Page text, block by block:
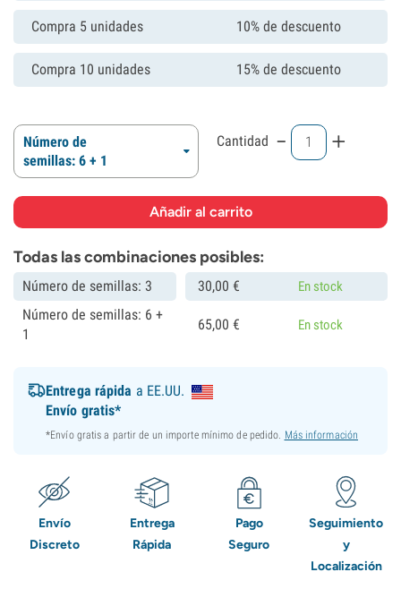
Compra 5 unidades 10% de descuento
Compra 10 unidades 15% de descuento
Número de
semillas: 6 + 1
Cantidad - +
Todas las combinaciones posibles:
Número de semillas: 3 30,00 € En stock
Número de semillas: 6 +
1
65,00 € En stock
Entrega rápida a EE.UU.
Envío gratis*
*Envío gratis a partir de un importe mínimo de pedido. Más información
Envío
Discreto
Entrega
Rápida
Pago
Seguro
Seguimiento
y
Localización